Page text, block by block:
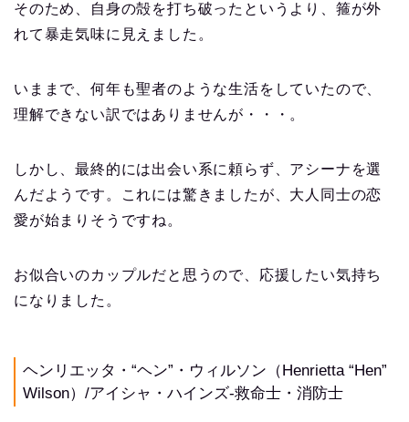
そのため、自身の殻を打ち破ったというより、箍が外
れて暴走気味に見えました。
いままで、何年も聖者のような生活をしていたので、
理解できない訳ではありませんが・・・。
しかし、最終的には出会い系に頼らず、アシーナを選
んだようです。これには驚きましたが、大人同士の恋
愛が始まりそうですね。
お似合いのカップルだと思うので、応援したい気持ち
になりました。
ヘンリエッタ・“ヘン”・ウィルソン（Henrietta “Hen”
Wilson）/アイシャ・ハインズ-救命士・消防士